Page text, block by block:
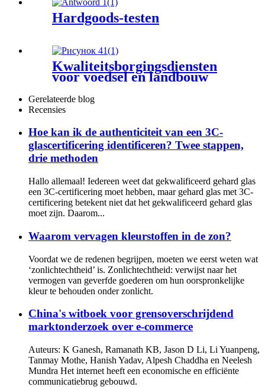
Hardgoods-testen
Kwaliteitsborgingsdiensten
voor voedsel en landbouw
Gerelateerde blog
Recensies
Hoe kan ik de authenticiteit van een 3C-
glascertificering identificeren? Twee stappen,
drie methoden
Hallo allemaal! Iedereen weet dat gekwalificeerd gehard glas
een 3C-certificering moet hebben, maar gehard glas met 3C-
certificering betekent niet dat het gekwalificeerd gehard glas
moet zijn. Daarom...
Waarom vervagen kleurstoffen in de zon?
Voordat we de redenen begrijpen, moeten we eerst weten wat
‘zonlichtechtheid’ is. Zonlichtechtheid: verwijst naar het
vermogen van geverfde goederen om hun oorspronkelijke
kleur te behouden onder zonlicht.
China's witboek voor grensoverschrijdend
marktonderzoek over e-commerce
Auteurs: K Ganesh, Ramanath KB, Jason D Li, Li Yuanpeng,
Tanmay Mothe, Hanish Yadav, Alpesh Chaddha en Neelesh
Mundra Het internet heeft een economische en efficiënte
communicatiebrug gebouwd.